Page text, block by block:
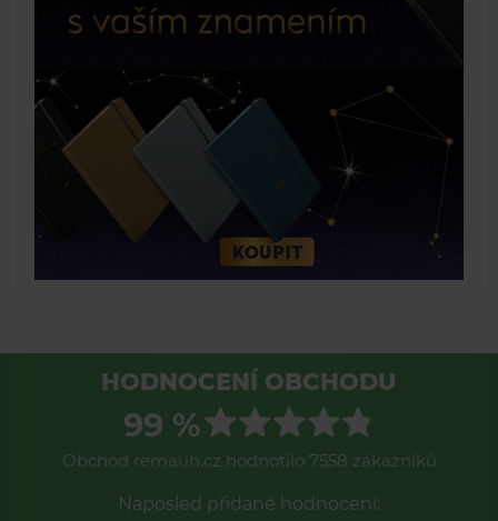
HODNOCENÍ OBCHODU
99 %
Obchod remauh.cz hodnotilo 7558 zákazníků
Naposled přidané hodnocení: